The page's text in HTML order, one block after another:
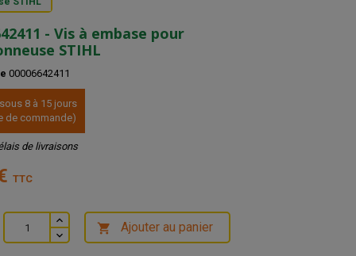
- Vis à embase pour
STIHL
00006642411
8 à 15 jours
de commande)
de livraisons
TTC
 Ajouter au panier